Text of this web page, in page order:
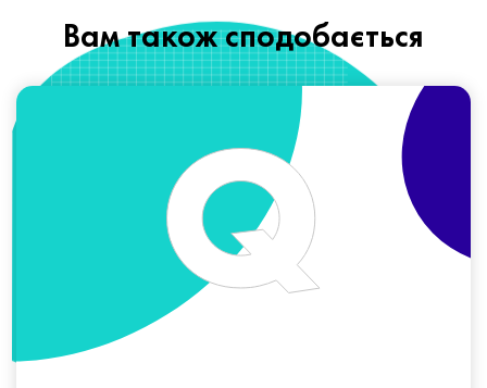
Вам також сподобається